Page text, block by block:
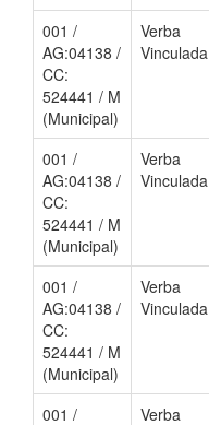
001 /
AG:04138 /
CC:
524441 / M
(Municipal)
Verba
Vinculada
001 /
AG:04138 /
CC:
524441 / M
(Municipal)
Verba
Vinculada
001 /
AG:04138 /
CC:
524441 / M
(Municipal)
Verba
Vinculada
001 /
Verba